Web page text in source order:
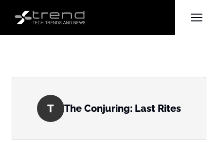
T The Conjuring: Last Rites